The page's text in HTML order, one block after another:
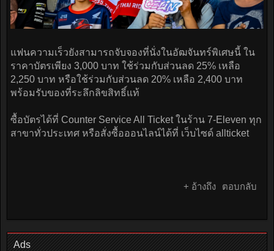
แฟนความเร็วยังสามารถจับจองที่นั่งในอัฒจันทร์พิเศษนี้ ใน
ราคาบัตรเพียง 3,000 บาท ใช้ร่วมกับส่วนลด 25% เหลือ
2,250 บาท หรือใช้ร่วมกับส่วนลด 20% เหลือ 2,400 บาท
พร้อมรับของที่ระลึกลิขสิทธิ์แท้
ซื้อบัตรได้ที่ Counter Service All Ticket ในร้าน 7-Eleven ทุก
สาขาทั่วประเทศ หรือสั่งซื้อออนไลน์ได้ที่ เว็บไซด์ allticket
+ อ้างถึง ตอบกลับ
Ads